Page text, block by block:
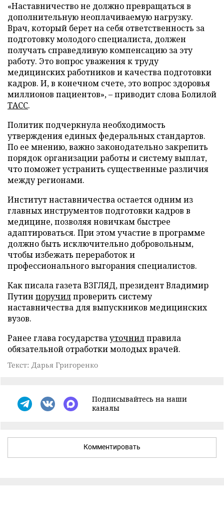
«Наставничество не должно превращаться в
дополнительную неоплачиваемую нагрузку.
Врач, который берет на себя ответственность за
подготовку молодого специалиста, должен
получать справедливую компенсацию за эту
работу. Это вопрос уважения к труду
медицинских работников и качества подготовки
кадров. И, в конечном счете, это вопрос здоровья
миллионов пациентов», – приводит слова Болилой
ТАСС.
Политик подчеркнула необходимость
утверждения единых федеральных стандартов.
По ее мнению, важно законодательно закрепить
порядок организации работы и систему выплат,
что поможет устранить существенные различия
между регионами.
Институт наставничества остается одним из
главных инструментов подготовки кадров в
медицине, позволяя новичкам быстрее
адаптироваться. При этом участие в программе
должно быть исключительно добровольным,
чтобы избежать переработок и
профессионального выгорания специалистов.
Как писала газета ВЗГЛЯД, президент Владимир
Путин поручилпроверить систему
наставничества для выпускников медицинских
вузов.
Ранее глава государствауточнилправила
обязательной отработки молодых врачей.
Текст: Дарья Григоренко
Подписывайтесь на наши
каналы
Комментировать